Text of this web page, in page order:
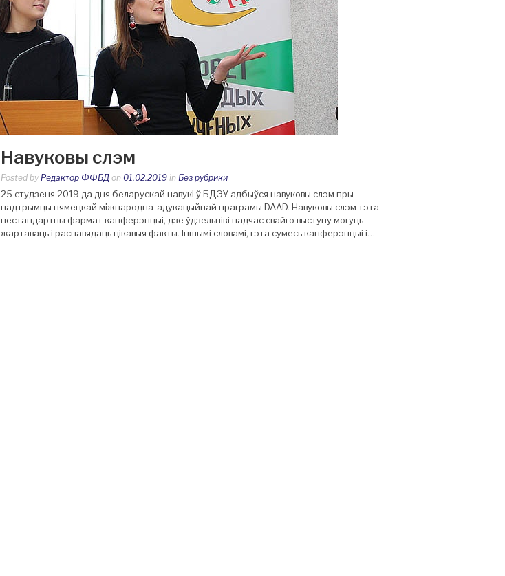
Навуковы слэм
Posted by Редактор ФФБД on 01.02.2019 in Без рубрики
25 студзеня 2019 да дня беларускай навукі ў БДЭУ адбыўся навуковы слэм пры
падтрымцы нямецкай міжнародна-адукацыйнай праграмы DAAD. Навуковы слэм-гэта
нестандартны фармат канферэнцыі, дзе ўдзельнікі падчас свайго выступу могуць
жартаваць і распавядаць цікавыя факты. Іншымі словамі, гэта сумесь канферэнцыі і…